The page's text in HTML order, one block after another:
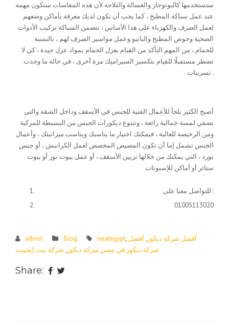
ستستخدمها كالبوتوجاز والغسالة والثلاجة لأن هذه المقاسات ستكون مهمة
عند عمل سباكة المطبخ ، كما يجب أن تكون لديك معرفة بأماكن وضعهم
لعمل الصرف والكهرباء على هذا الأساس ، تتضمن السباكة تركيب الأدوات
الصحية وحوض المطبخ والبانيو وعمل مواسير الصرف لهم ، بالنسبة
للحمام ، من المهم التأكد من القيام بعزل الحمام بمواد عزل جيدة ، كي لا
تضطر مستقبلًا للقيام بتكسير السيراميك مرة أخرى ، في حالة ما وجدت
تسريبات .
أصبح الكثير يلجأ للأعمال الفنية للجبس في الأسقف وداخل الشقة والتي
تضفي لمسة جمالية رائعة ، وتتنوع ديكورات الجبس من البسيطة للمركبة
ومن الرخيصة للغالية ، فيمكنك اختيار ما يناسبك ويناسب ميزانيتك ، وأعمال
الجبس تشمل إما أن تكون المصيص المخصص لعمل الكرانيش ، أو جبس
بورد ، التي يمكنك من خلالها تزيين الأسقف ، أو عمل بيوت نور أو بيوت
ستائر أو أماكن للإسبوتات
للتواصل معنا على :
01005113020
admin Blog neategypt, أفضل شركة ديكور , أفضل
شركة ديكور في مصر , شركة ديكور , شركة نيت إيجيبت
Share: